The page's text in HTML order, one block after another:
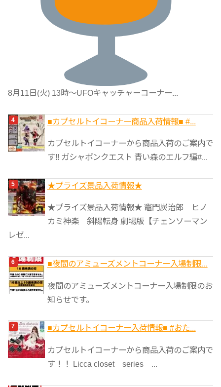
8月11日(火) 13時〜UFOキャッチャーコーナー...
■カプセルトイコーナー商品入荷情報■ #...
カプセルトイコーナーから商品入荷のご案内で
す!! ガシャポンクエスト 青い森のエルフ編#...
★プライズ景品入荷情報★
★プライズ景品入荷情報★ 竈門炭治郎 ヒノ
カミ神楽 斜陽転身 劇場版【チェンソーマン
レゼ...
■夜間のアミューズメントコーナー入場制限...
夜間のアミューズメントコーナー入場制限のお
知らせです。
■カプセルトイコーナー入荷情報■ #おた...
カプセルトイコーナーから商品入荷のご案内で
す！！ Licca closet series ...